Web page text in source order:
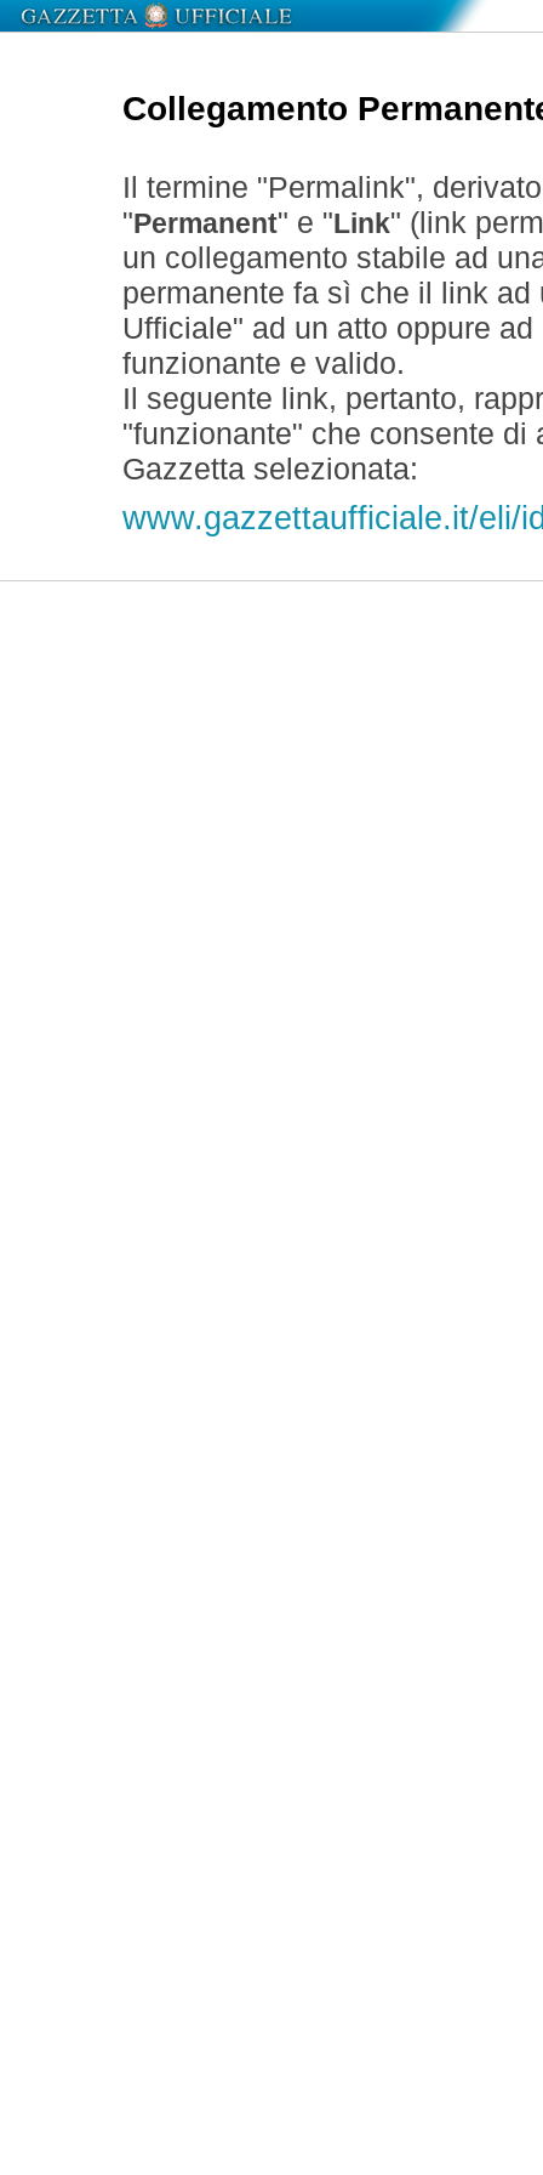
Collegamento
Il termine "Permalink",
" Permanent" e " Link" (link
un collegamento stabile ad
permanente fa sì che il link
Ufficiale" ad un atto oppure
funzionante e valido.
Il seguente link, pertanto,
"funzionante" che consente
Gazzetta selezionata:
www.gazzettaufficiale.it/eli/